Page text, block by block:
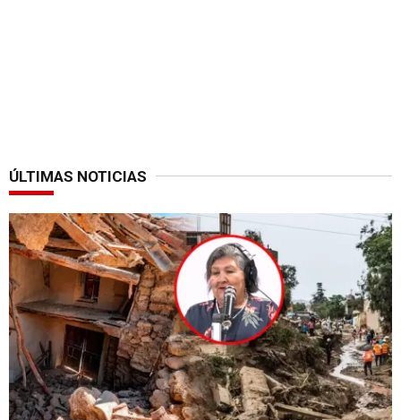
ÚLTIMAS NOTICIAS